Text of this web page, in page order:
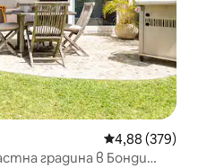
Средна
4,88 (379)
градина в Бонди